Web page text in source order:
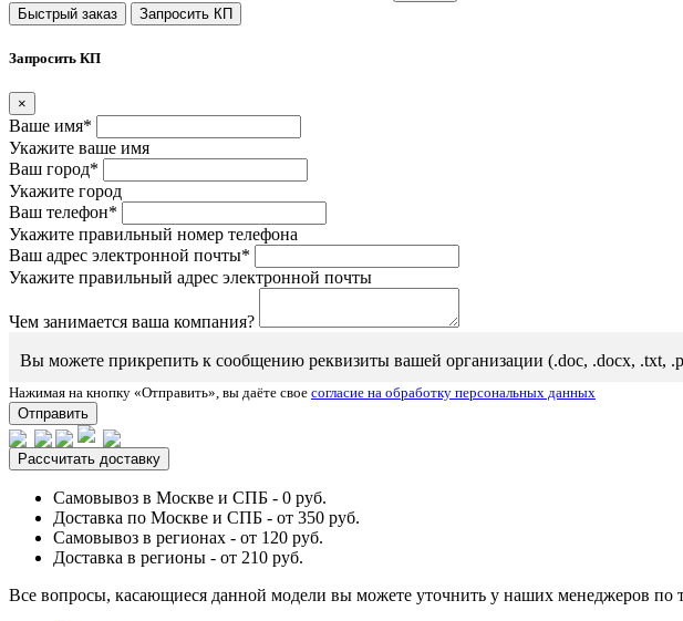
Быстрый заказ
Запросить КП
Запросить КП
×
Ваше имя*
Укажите ваше имя
Ваш город*
Укажите город
Ваш телефон*
Укажите правильный номер телефона
Ваш адрес электронной почты*
Укажите правильный адрес электронной почты
Чем занимается ваша компания?
Вы можете прикрепить к сообщению реквизиты вашей организации (.doc, .docx, .txt,
Нажимая на кнопку «Отправить», вы даёте свое согласие на обработку персональных данных
Отправить
Рассчитать доставку
Самовывоз в Москве и СПБ - 0 руб.
Доставка по Москве и СПБ - от 350 руб.
Самовывоз в регионах - от 120 руб.
Доставка в регионы - от 210 руб.
Все вопросы, касающиеся данной модели вы можете уточнить у наших менеджеров по